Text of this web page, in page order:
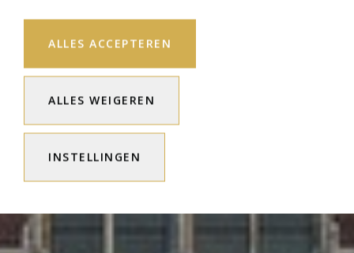
ALLES ACCEPTEREN
ALLES WEIGEREN
INSTELLINGEN